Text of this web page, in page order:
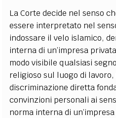
La Corte decide nel senso
essere interpretato nel
indossare il velo islamico,
interna di un’impresa
modo visibile qualsiasi
religioso sul luogo di
discriminazione diretta
convinzioni personali ai
norma interna di